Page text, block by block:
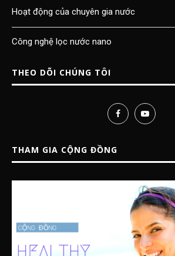
Hoạt động của chuyên gia nước
Công nghệ lọc nước nano
THEO DÕI CHÚNG TÔI
THAM GIA CỘNG ĐỒNG